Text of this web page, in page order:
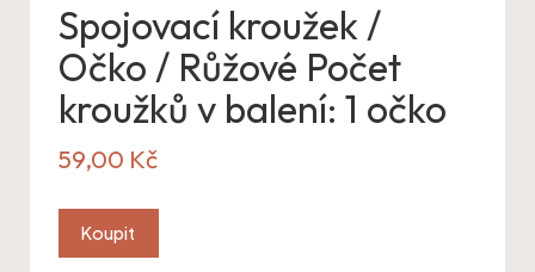
Spojovací kroužek /
Očko / Růžové Počet
kroužků v balení: 1 očko
59,00 Kč
Koupit